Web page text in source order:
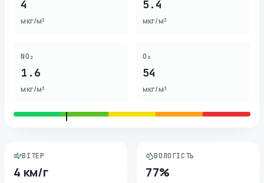
4
мкг/м³
5.4
мкг/м³
NO₂
1.6
мкг/м³
O₃
54
мкг/м³
ВІТЕР
4 км/г
ВОЛОГІСТЬ
77%